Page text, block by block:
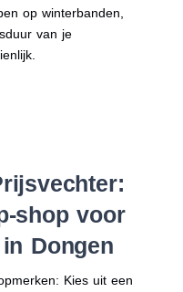
op winterbanden,
van je
shop voor
Dongen
Kies uit een